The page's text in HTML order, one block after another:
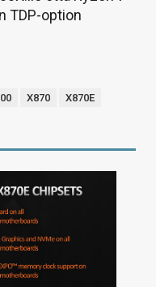
TDP-option
X870
X870E